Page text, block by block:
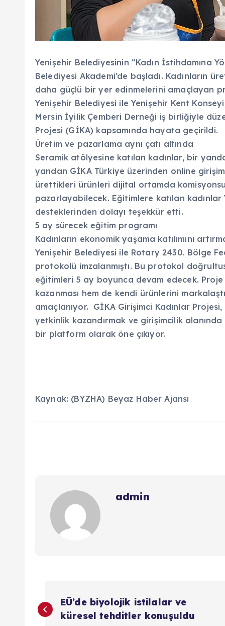
Yenişehir Belediyesinin “Kadın İstihdamına
Belediyesi Akademi’de başladı. Kadınların
daha güçlü bir yer edinmelerini amaçlayan
Yenişehir Belediyesi ile Yenişehir Kent
Mersin İyilik Çemberi Derneği iş birliğiyle
Projesi (GİKA) kapsamında hayata geçirildi.
Üretim ve pazarlama aynı çatı altında
Seramik atölyesine katılan kadınlar, bir
yandan GİKA Türkiye üzerinden online
ürettikleri ürünleri dijital ortamda
pazarlayabilecek. Eğitimlere katılan kadınlar
desteklerinden dolayı teşekkür etti.
5 ay sürecek eğitim programı
Kadınların ekonomik yaşama katılımını
Yenişehir Belediyesi ile Rotary 2430. Bölge
protokolü imzalanmıştı. Bu protokol
eğitimleri 5 ay boyunca devam edecek. Proje
kazanması hem de kendi ürünlerini
amaçlanıyor. GİKA Girişimci Kadınlar
yetkinlik kazandırmak ve girişimcilik
bir platform olarak öne çıkıyor.
Kaynak: (BYZHA) Beyaz Haber Ajansı
admin
Y
EÜ’de biyolojik istilalar ve
küresel tehditler konuşuldu